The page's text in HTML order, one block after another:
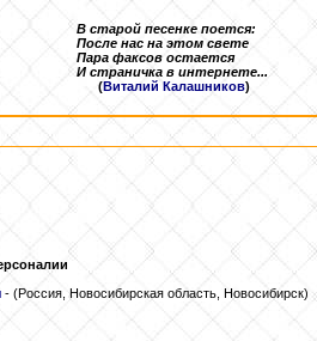
В старой песенке поется:
После нас на этом свете
Пара факсов остается
И страничка в интернете...
(Виталий Калашников)
- (Россия, Новосибирская область, Новосибирск)